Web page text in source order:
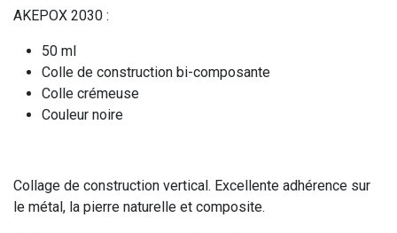
AKEPOX 2030 :
50 ml
Colle de construction bi-composante
Colle crémeuse
Couleur noire
Collage de construction vertical. Excellente adhérence sur
le métal, la pierre naturelle et composite.